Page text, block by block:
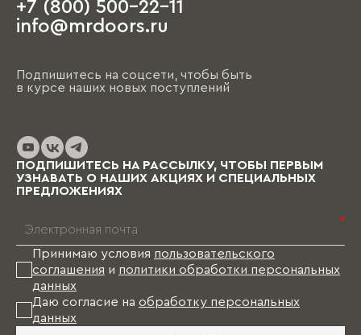
+7 (800) 500-22-11
info@mrdoors.ru
Подпишитесь на соцсети, чтобы быть
в курсе наших новых поступлений
ПОДПИШИТЕСЬ НА РАССЫЛКУ, ЧТОБЫ ПЕРВЫМ
УЗНАВАТЬ О НАШИХ АКЦИЯХ И СПЕЦИАЛЬНЫХ
ПРЕДЛОЖЕНИЯХ
*
Принимаю условия пользовательского
соглашения и политики обработки персональных
данных
Даю согласие на обработку персональных
данных